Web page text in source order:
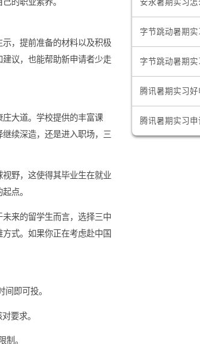
足不同背景留学生的需求。
无论是在中国本土还是国际知名企业，
步提升自己的职业素养。
的留学生示，提前准备的材料以及积极
的指导和建议，也能帮助新申请者少走
未来的康庄大道。学校提供的丰富课
力和全球视野，这使得其毕业生在就业
个理想的起点。
会。对于未来的留学生而言，选择三中
野与思维方式。如果你正在考虑赴中国